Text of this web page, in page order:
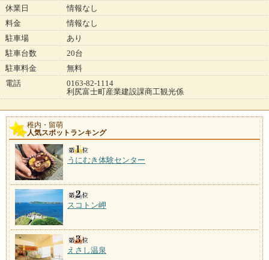
休業日
情報なし
料金
情報なし
駐車場
あり
駐車台数
20台
駐車料金
無料
電話
0163-82-1114
利尻富士町産業建設課商工観光係
稚内・留萌
人気スポットランキング
うにむき体験センター
スコトン岬
えさし温泉